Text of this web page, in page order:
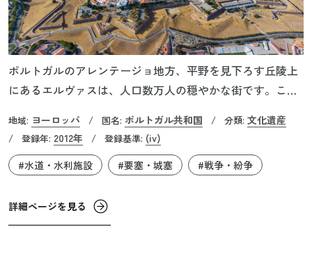
ポルトガルのアレンテージョ地方、平野を見下ろす丘陵上
にあるエルヴァスは、人口数万人の穏やかな街です。ここ
として知られていました。大掛かりな要塞化が進められた
のは17世紀に入ってからで、特に、独立をかけたスペイン
との戦争において重要拠点となりました。さまざまな軍事
を持つ街へと変貌していきました。後には、ナポレオン軍
との戦闘の舞台にもなりました。構成資産のひとつでもあ
地域: ヨーロッパ / 国名: ポルトガル共和国 / 分類: 文化遺産
/ 登録年: 2012年 / 登録基準: (iv)
#水道・水利施設
#要塞・城塞 #戦争・紛争
詳細ページを見る